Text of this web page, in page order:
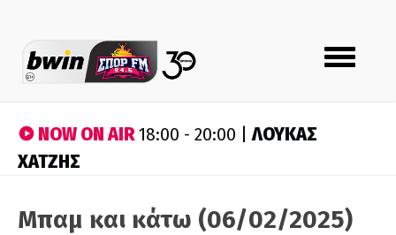
Toggle
navigation
NOW ON AIR18:00 - 20:00 |ΛΟΥΚΑΣ
ΧΑΤΖΗΣ
Μπαμ και κάτω (06/02/2025)